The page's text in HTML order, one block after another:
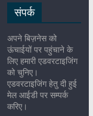
संपर्क
अपने बिज़नेस को
ऊंचाईयों पर पहुंचाने के
लिए हमारी एडवरटाइजिंग
को चुनिए।
एडवरटाइजिंग हेतु दी हुई
मेल आईडी पर सम्पर्क
करिए।